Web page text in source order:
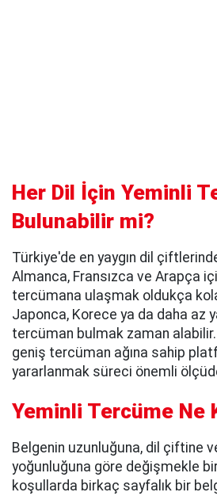
Her Dil İçin Yeminli
Bulunabilir mi?
Türkiye'de en yaygın dil
Almanca, Fransızca ve Arapça
tercümana ulaşmak oldukça
Japonca, Korece ya da daha az
tercüman bulmak zaman
geniş tercüman ağına sahip
yararlanmak süreci önemli ölçüde
Yeminli Tercüme Ne
Belgenin uzunluğuna, dil çiftine
yoğunluğuna göre değişmekle
koşullarda birkaç sayfalık bir